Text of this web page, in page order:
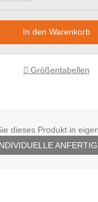
In den Warenkorb
Größentabellen
dieses Produkt in